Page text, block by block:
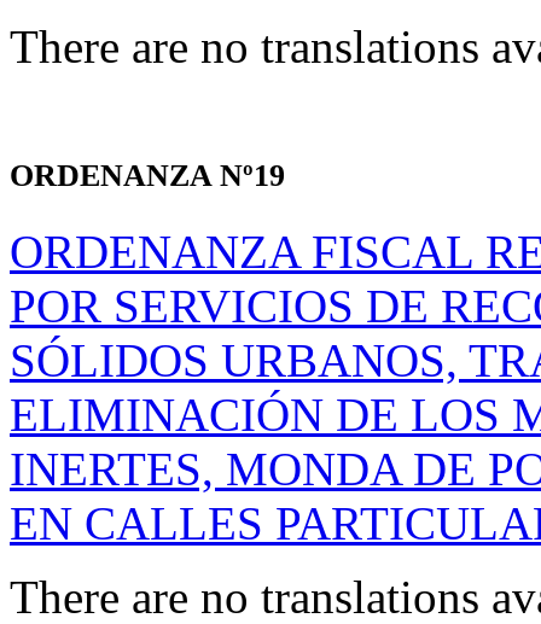
There are no translations
ORDENANZA Nº19
ORDENANZA FISCAL
POR SERVICIOS DE
SÓLIDOS URBANOS,
ELIMINACIÓN DE LOS
INERTES, MONDA DE
EN CALLES
There are no translations